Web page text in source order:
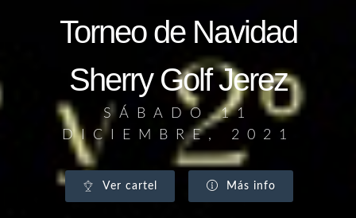
Torneo de Navidad
Sherry Golf Jerez
SÁBADO 11
DICIEMBRE, 2021
Ver cartel Más info